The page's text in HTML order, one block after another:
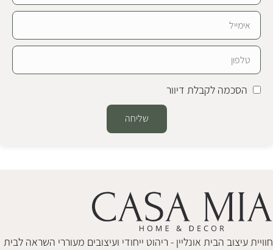
הסכמה לקבלת דיוור
שליחה
חוויית עיצוב הבית אונליין - ריהוט ייחודי ועיצובים מעוררי השראה לבית